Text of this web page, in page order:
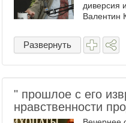
диверсия
Валентин
народ
Развернуть
" прошлое с его
нравственности